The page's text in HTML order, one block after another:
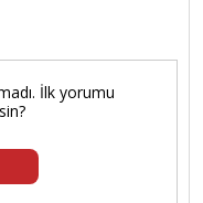
İlk yorumu